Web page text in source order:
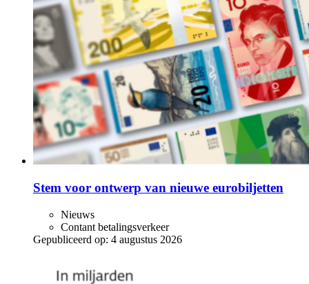
Stem voor ontwerp van nieuwe eurobiljetten
Nieuws
Contant betalingsverkeer
Gepubliceerd op: 4 augustus 2026